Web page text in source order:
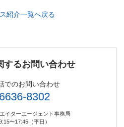
紹介一覧へ戻る
するお問い合わせ
でのお問い合わせ
8302
イターエージェント事務局
〜17:45（平日）